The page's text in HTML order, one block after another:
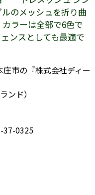
のメッシュを折り曲
ラーは全部で6色で
ンスとしても最適で
市の『株式会社ディー
ンド）
37-0325